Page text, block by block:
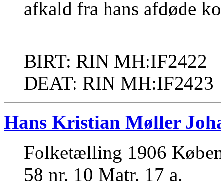
afkald fra hans afdøde
BIRT: RIN MH:IF2422
DEAT: RIN MH:IF2423
Hans Kristian Møller
Folketælling 1906
58 nr. 10 Matr. 17 a.